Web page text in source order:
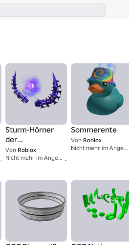
8,000
Sturm-Hörner
der
Sturmhimmel
Von Roblox
Nicht mehr im Angebot
Sommerente
Von Roblox
Nicht mehr im Angebot